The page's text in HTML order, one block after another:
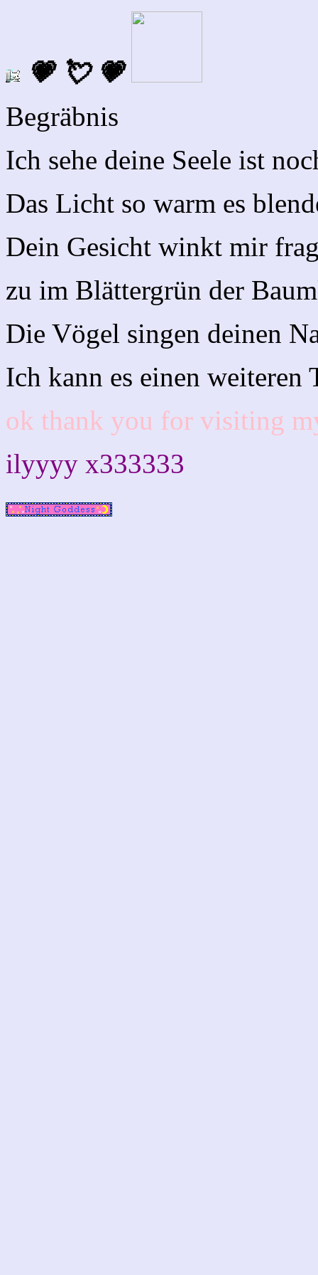
💗 💘 💗
Begräbnis
Ich sehe deine Seele ist
Das Licht so warm es
Dein Gesicht winkt mir
zu im Blättergrün der
Die Vögel singen deinen
Ich kann es einen weiteren
ok thank you for visiting
ilyyyy x333333